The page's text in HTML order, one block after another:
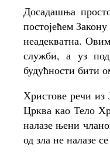
Досадашња
постојећем
неадекватна.
служби, а уз
будућности бити
Христове речи
Црква као Тело
налазе њени
од зла не налазе